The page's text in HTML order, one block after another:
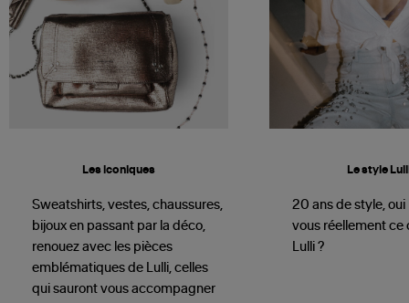
Les iconiques
Sweatshirts, vestes, chaussures,
bijoux en passant par la déco,
renouez avec les pièces
emblématiques de Lulli, celles
qui sauront vous accompagner
Le style
20 ans de style, oui
vous réellement ce
Lulli ?